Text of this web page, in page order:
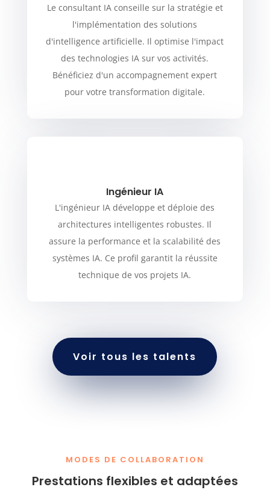
Le consultant IA conseille sur la stratégie et
l'implémentation des solutions
d'intelligence artificielle. Il optimise l'impact
des technologies IA sur vos activités.
Bénéficiez d'un accompagnement expert
pour votre transformation digitale.
Ingénieur IA
L'ingénieur IA développe et déploie des
architectures intelligentes robustes. Il
assure la performance et la scalabilité des
systèmes IA. Ce profil garantit la réussite
technique de vos projets IA.
Voir tous les talents
MODES DE COLLABORATION
Prestations flexibles et adaptées